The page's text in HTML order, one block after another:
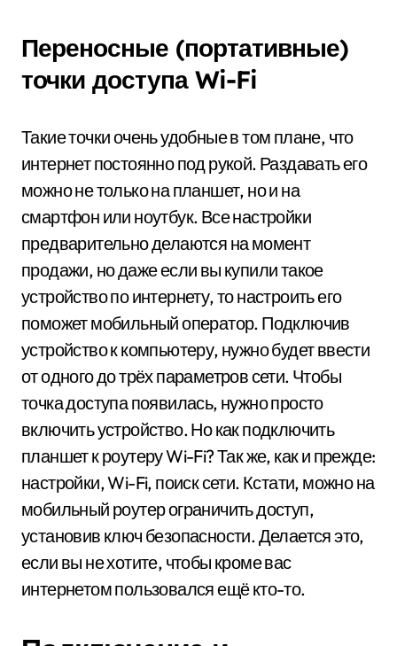
Переносные (портативные)
точки доступа Wi-Fi
Такие точки очень удобные в том плане, что
интернет постоянно под рукой. Раздавать его
можно не только на планшет, но и на
смартфон или ноутбук. Все настройки
предварительно делаются на момент
продажи, но даже если вы купили такое
устройство по интернету, то настроить его
поможет мобильный оператор. Подключив
устройство к компьютеру, нужно будет ввести
от одного до трёх параметров сети. Чтобы
точка доступа появилась, нужно просто
включить устройство. Но как подключить
планшет к роутеру Wi-Fi? Так же, как и прежде:
настройки, Wi-Fi, поиск сети. Кстати, можно на
мобильный роутер ограничить доступ,
установив ключ безопасности. Делается это,
если вы не хотите, чтобы кроме вас
интернетом пользовался ещё кто-то.